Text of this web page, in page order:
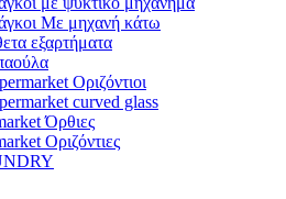
Με μηχανή κάτω
εξαρτήματα
Οριζόντιοι
curved glass
Όρθιες
Οριζόντιες